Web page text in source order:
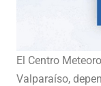
El Centro
Valparaíso,